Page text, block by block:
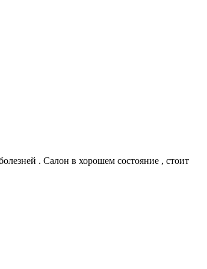
. Салон в хорошем состояние , стоит